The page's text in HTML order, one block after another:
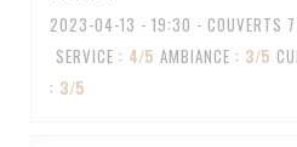
2023-04-13 - 19:30 - COUVERTS 7
SERVICE : 4/5 AMBIANCE : 3/5
: 3/5